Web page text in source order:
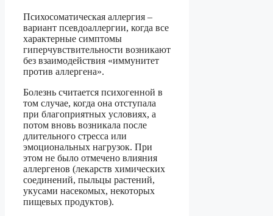
Психосоматическая аллергия –
вариант псевдоаллергии, когда все
характерные симптомы
гиперчувствительности возникают
без взаимодействия «иммунитет
против аллергена».
Болезнь считается психогенной в
том случае, когда она отступала
при благоприятных условиях, а
потом вновь возникала после
длительного стресса или
эмоциональных нагрузок. При
этом не было отмечено влияния
аллергенов (лекарств химических
соединений, пыльцы растений,
укусами насекомых, некоторых
пищевых продуктов).